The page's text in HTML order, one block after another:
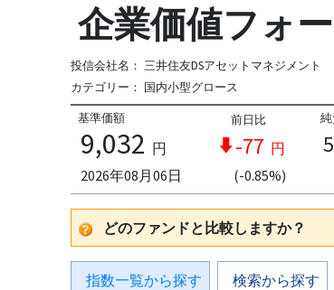
企業価値フォ
投信会社名： 三井住友DSアセットマネジメント
カテゴリー： 国内小型グロース
基準価額
9,032 円
2026年08月06日
前日比
-77 円
(-0.85%)
どのファンドと比較しますか？
指数一覧から探す 検索から探す